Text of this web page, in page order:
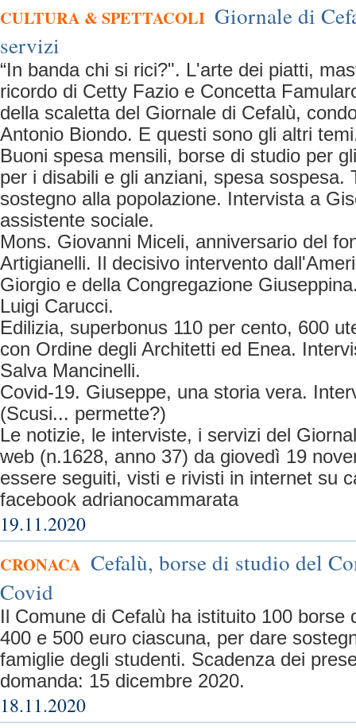
CULTURA & SPETTACOLI Giornale di
servizi
“In banda chi si rici?". L'arte dei piatti,
ricordo di Cetty Fazio e Concetta
della scaletta del Giornale di Cefalù,
Antonio Biondo. E questi sono gli altri
Buoni spesa mensili, borse di studio per
per i disabili e gli anziani, spesa sospesa.
sostegno alla popolazione. Intervista a
assistente sociale.
Mons. Giovanni Miceli, anniversario del
Artigianelli. Il decisivo intervento
Giorgio e della Congregazione
Luigi Carucci.
Edilizia, superbonus 110 per cento, 600
con Ordine degli Architetti ed Enea.
Salva Mancinelli.
Covid-19. Giuseppe, una storia vera.
(Scusi... permette?)
Le notizie, le interviste, i servizi del
web (n.1628, anno 37) da giovedì 19
essere seguiti, visti e rivisti in internet su
facebook adrianocammarata
19.11.2020
CRONACA Cefalù, borse di studio del
Covid
Il Comune di Cefalù ha istituito 100 borse
400 e 500 euro ciascuna, per dare
famiglie degli studenti. Scadenza dei
domanda: 15 dicembre 2020.
18.11.2020